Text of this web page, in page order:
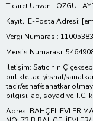
Ticaret Ünvanı: ÖZGÜL
Kayıtlı E-Posta Adresi:
Vergi Numarası:
Mersis Numarası:
İletişim: Satıcının
birlikte tacir/esnaf/
tacir/esnaf/sanatkar
bilgisi, ad, soyad ve T.C.
Adres: BAHÇELİEVLER